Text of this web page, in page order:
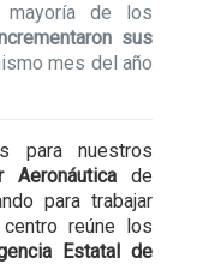
de los
sus
mes del año
para nuestros
Aeronáutica de
para trabajar
reúne los
Estatal de